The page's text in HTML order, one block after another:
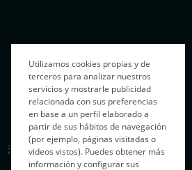
Utilizamos cookies propias y de
terceros para analizar nuestros
servicios y mostrarle publicidad
relacionada con sus preferencias
en base a un perfil elaborado a
partir de sus hábitos de navegación
(por ejemplo, páginas visitadas o
videos vistos). Puedes obtener más
información y configurar sus